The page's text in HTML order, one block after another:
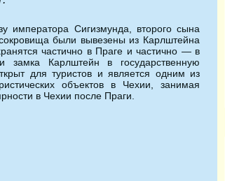
императора Сигизмунда, второго сына
были вывезены из Карлштейна
частично в Праге и частично — в
замка Карлштейн в государственную
для туристов и является одним из
объектов в Чехии, занимая
в Чехии после Праги.